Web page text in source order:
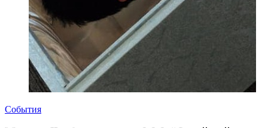
События